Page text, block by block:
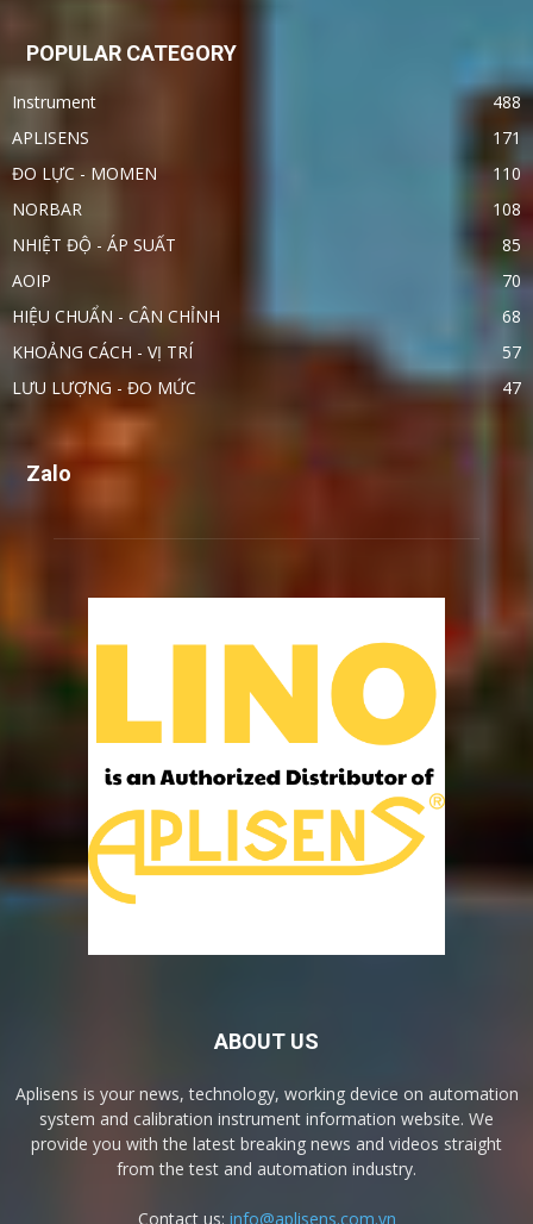
POPULAR CATEGORY
Instrument
488
APLISENS
171
ĐO LỰC - MOMEN
110
NORBAR
108
NHIỆT ĐỘ - ÁP SUẤT
85
AOIP
70
HIỆU CHUẨN - CÂN CHỈNH
68
KHOẢNG CÁCH - VỊ TRÍ
57
LƯU LƯỢNG - ĐO MỨC
47
Zalo
ABOUT US
Aplisens is your news, technology, working device on automation
system and calibration instrument information website. We
provide you with the latest breaking news and videos straight
from the test and automation industry.
Contact us: info@aplisens.com.vn